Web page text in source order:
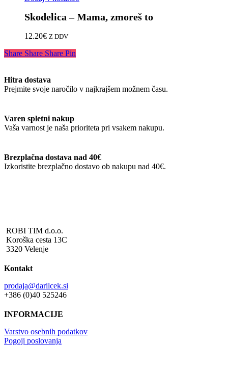
izberete
na
strani
Skodelica – Mama, zmoreš to
12.20€ Z DDV
Share Share Share Pin
Hitra dostava
Prejmite svoje naročilo v najkrajšem možnem času.
Varen spletni nakup
Vaša varnost je naša prioriteta pri vsakem nakupu.
Brezplačna dostava nad 40€
Izkoristite brezplačno dostavo ob nakupu nad 40€.
ROBI TIM d.o.o.
Koroška cesta 13C
3320 Velenje
Kontakt
prodaja@darilcek.si
+386 (0)40 525246
INFORMACIJE
Varstvo osebnih podatkov
Pogoji poslovanja